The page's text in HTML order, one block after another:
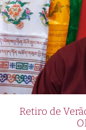
Retiro de